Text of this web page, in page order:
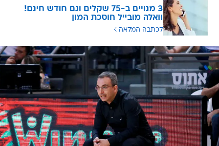
3 מנויים ב-75 שקלים וגם חודש חינם!
וואלה מובייל חוסכת המון
לכתבה המלאה